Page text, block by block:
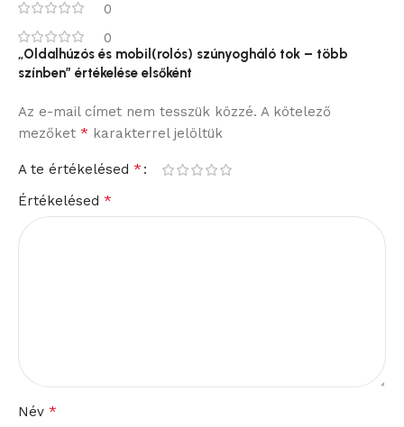
0
0
„Oldalhúzós és mobil(rolós) szúnyogháló tok – több
színben” értékelése elsőként
Az e-mail címet nem tesszük közzé. A kötelező
mezőket * karakterrel jelöltük
A te értékelésed *
Értékelésed *
Név *